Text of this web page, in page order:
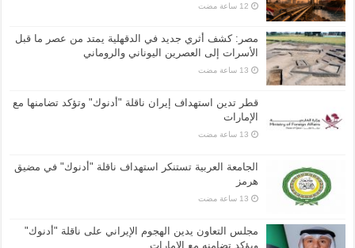
مصر: كشف أثري جديد في الدقهلية يمتد من عصر ما قبل
الأسرات إلى العصرين اليوناني والروماني
قطر تدين استهداف إيران ناقلة "أدنوك" وتؤكد تضامنها مع
الإمارات
الجامعة العربية تستنكر استهداف ناقلة "أدنوك" في مضيق
هرمز
مجلس التعاون يدين الهجوم الإيراني على ناقلة "أدنوك"
ويؤكد تضامنه مع الإمارات